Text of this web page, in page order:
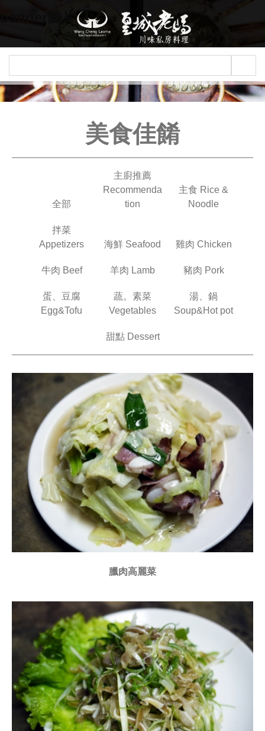
Jump to navigation
美食佳餚
全部
主廚推薦
Recommenda
tion
主食 Rice &
Noodle
拌菜
Appetizers
海鮮 Seafood 雞肉 Chicken
牛肉 Beef 羊肉 Lamb 豬肉 Pork
蛋、豆腐
Egg&Tofu
蔬。素菜
Vegetables
湯、鍋
Soup&Hot pot
甜點 Dessert
臘肉高麗菜